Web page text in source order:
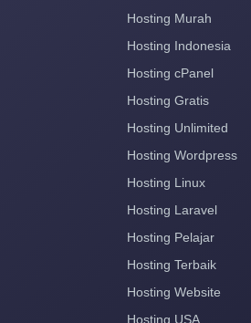
Hosting Murah
Hosting Indonesia
Hosting cPanel
Hosting Gratis
Hosting Unlimited
Hosting Wordpress
Hosting Linux
Hosting Laravel
Hosting Pelajar
Hosting Terbaik
Hosting Website
Hosting USA